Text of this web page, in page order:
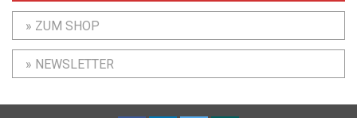
» ZUM SHOP
» NEWSLETTER